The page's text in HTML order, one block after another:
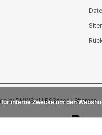
byDMWS.nl|RSS feed|Sitemap
interne Zwecke um den